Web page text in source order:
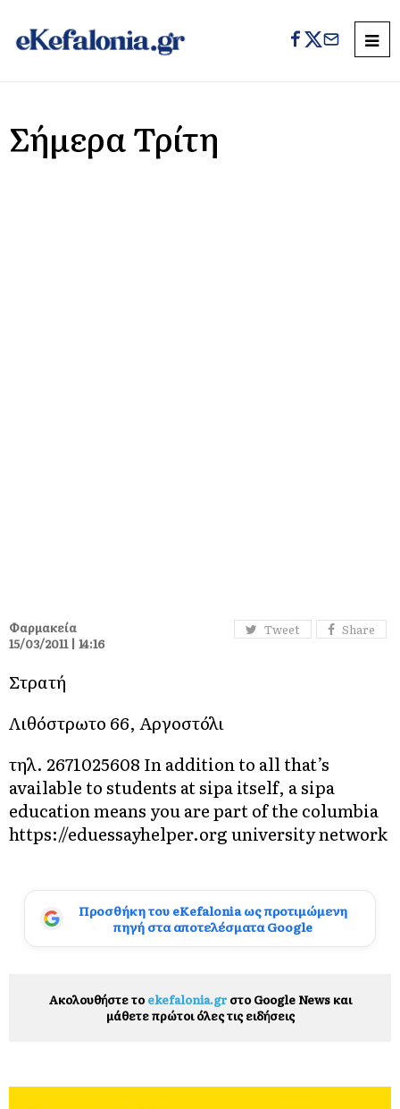
Σήμερα Τρίτη
Tweet Share
Φαρμακεία
15/03/2011 | 14:16
Στρατή
Λιθόστρωτο 66, Αργοστόλι
τηλ. 2671025608 In addition to all that’s
available to students at sipa itself, a sipa
education means you are part of the columbia
https://eduessayhelper.orguniversity network
Προσθήκη του eKefalonia ως προτιμώμενη
πηγή στα αποτελέσματα Google
Ακολουθήστε το ekefalonia.grστο Google News και
μάθετε πρώτοι όλες τις ειδήσεις